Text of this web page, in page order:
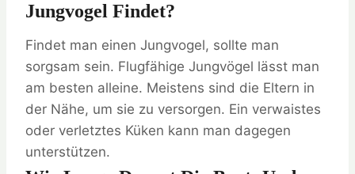
Jungvogel Findet?
Findet man einen Jungvogel, sollte man
sorgsam sein. Flugfähige Jungvögel lässt man
am besten alleine. Meistens sind die Eltern in
der Nähe, um sie zu versorgen. Ein verwaistes
oder verletztes Küken kann man dagegen
unterstützen.